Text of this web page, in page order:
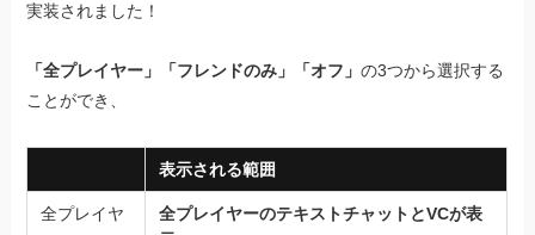
実装されました！
「全プレイヤー」「フレンドのみ」「オフ」の3つから選択する
ことができ、
表示される範囲
全プレイヤ
全プレイヤーのテキストチャットとVCが表